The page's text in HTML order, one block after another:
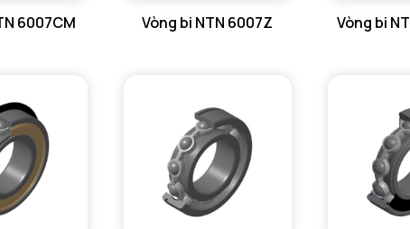
f - Độ
Khe hở
Trọng
HIỆU
6007CM Vòng bi NTN 6007Z Vòng bi